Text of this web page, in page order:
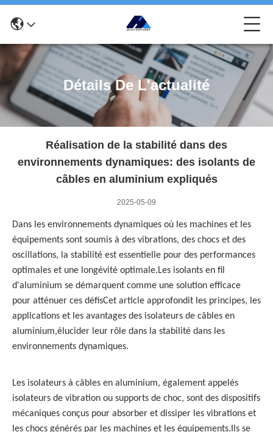
Détails De L'actualité
Réalisation de la stabilité dans des
environnements dynamiques: des isolants de
câbles en aluminium expliqués
2025-05-09
Dans les environnements dynamiques où les machines et les
équipements sont soumis à des vibrations, des chocs et des
oscillations, la stabilité est essentielle pour des performances
optimales et une longévité optimale.Les isolants en fil
d'aluminium se démarquent comme une solution efficace
pour atténuer ces défisCet article approfondit les principes, les
applications et les avantages des isolateurs de câbles en
aluminium,élucider leur rôle dans la stabilité dans les
environnements dynamiques.
Les isolateurs à câbles en aluminium, également appelés
isolateurs de vibration ou supports de choc, sont des dispositifs
mécaniques conçus pour absorber et dissiper les vibrations et
les chocs générés par les machines et les équipements.Ils se